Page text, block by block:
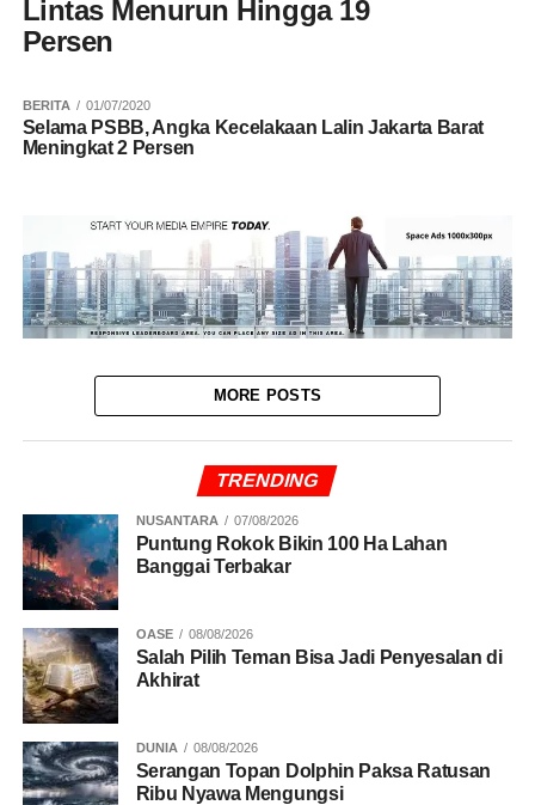
Lintas Menurun Hingga 19
Persen
BERITA 01/07/2020
Selama PSBB, Angka Kecelakaan Lalin Jakarta Barat
Meningkat 2 Persen
MORE POSTS
TRENDING
NUSANTARA 07/08/2026
Puntung Rokok Bikin 100 Ha Lahan
Banggai Terbakar
OASE 08/08/2026
Salah Pilih Teman Bisa Jadi Penyesalan di
Akhirat
DUNIA 08/08/2026
Serangan Topan Dolphin Paksa Ratusan
Ribu Nyawa Mengungsi